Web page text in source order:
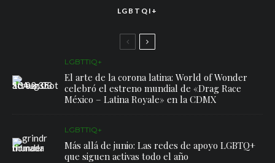
LGBTQI+
LGBTTIQ+
El arte de la corona latina: World of Wonder
celebró el estreno mundial de «Drag Race
México – Latina Royale» en la CDMX
LGBTTIQ+
Más allá de junio: Las redes de apoyo LGBTQ+
que siguen activas todo el año